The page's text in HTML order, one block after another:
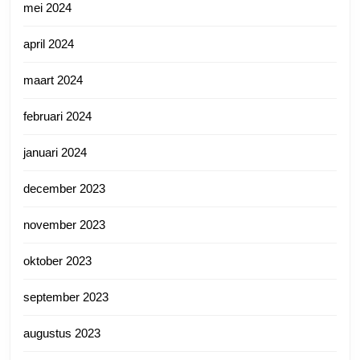
mei 2024
april 2024
maart 2024
februari 2024
januari 2024
december 2023
november 2023
oktober 2023
september 2023
augustus 2023